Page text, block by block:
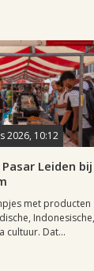
2026, 10:12
Leiden bij
met producten
Indonesische,
cultuur. Dat...